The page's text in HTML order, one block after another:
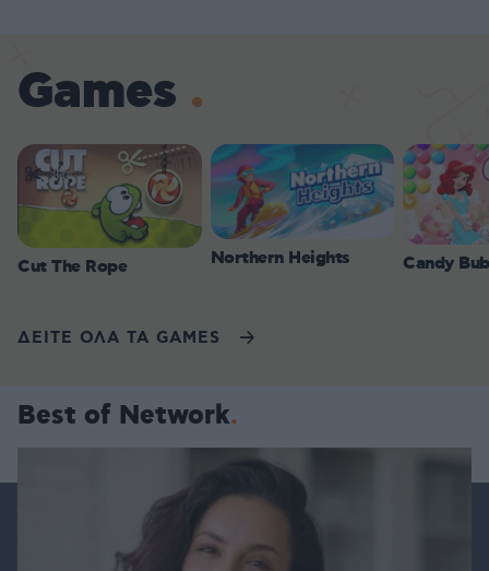
Games
Cut The Rope Northern Heights Candy
ΔΕΙΤΕ ΟΛΑ ΤΑ GAMES
Best of Network